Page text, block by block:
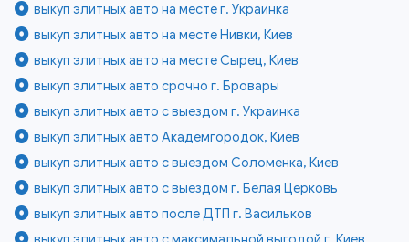
выкуп элитных авто на месте г. Украинка
выкуп элитных авто на месте Нивки, Киев
выкуп элитных авто на месте Сырец, Киев
выкуп элитных авто срочно г. Бровары
выкуп элитных авто с выездом г. Украинка
выкуп элитных авто Академгородок, Киев
выкуп элитных авто с выездом Соломенка, Киев
выкуп элитных авто с выездом г. Белая Церковь
выкуп элитных авто после ДТП г. Васильков